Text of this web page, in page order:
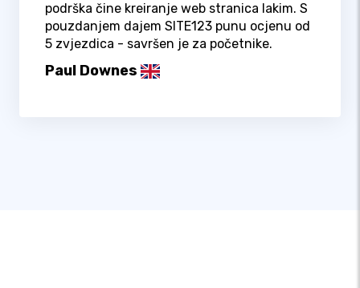
podrška čine kreiranje web stranica lakim. S
pouzdanjem dajem SITE123 punu ocjenu od
5 zvjezdica - savršen je za početnike.
Paul Downes